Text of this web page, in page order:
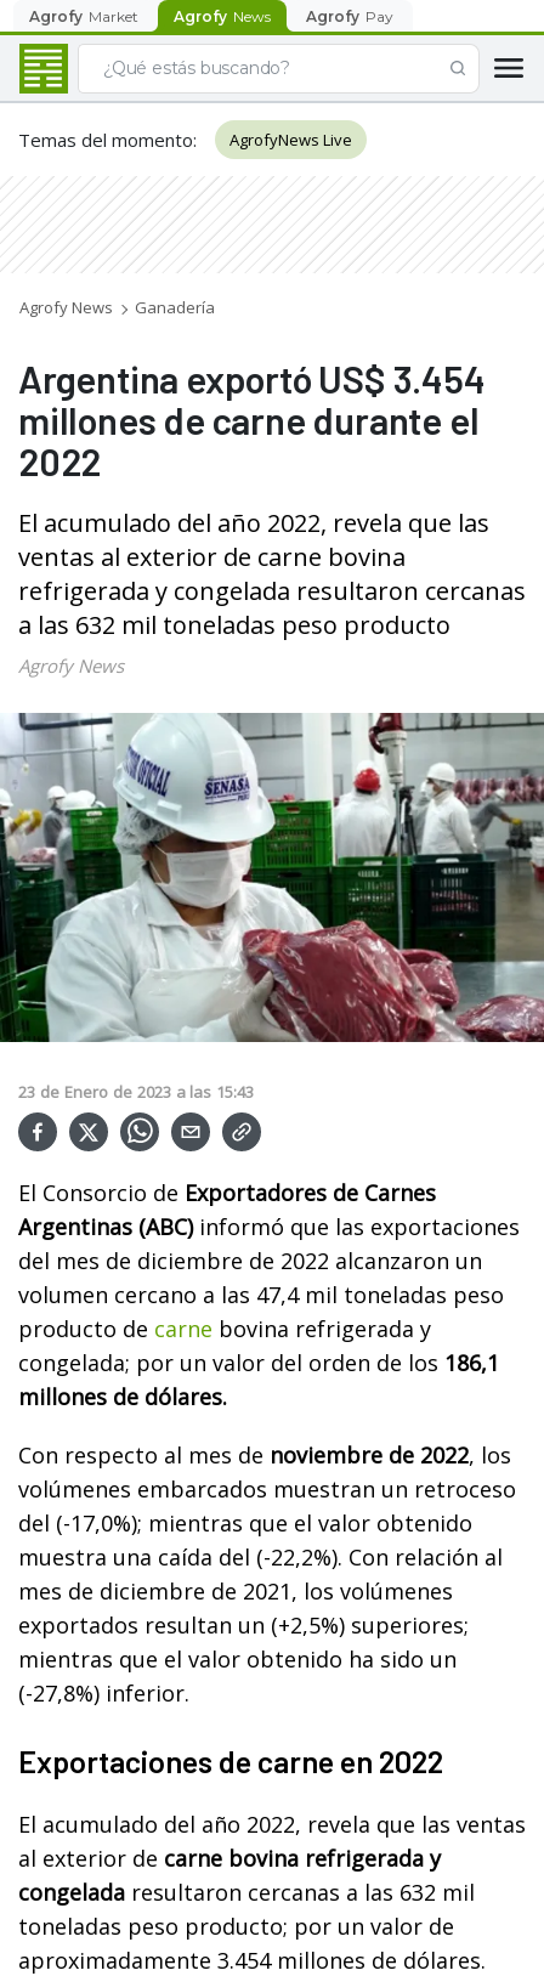
Agrofy Market Agrofy News Agrofy Pay
Temas del momento: AgrofyNews Live
Agrofy News Ganadería
Argentina exportó US$ 3.454
millones de carne durante el
2022
El acumulado del año 2022, revela que las
ventas al exterior de carne bovina
refrigerada y congelada resultaron cercanas
a las 632 mil toneladas peso producto
Agrofy News
23 de Enero de 2023 a las 15:43
El Consorcio de Exportadores de Carnes
Argentinas (ABC)informó que las exportaciones
del mes de diciembre de 2022 alcanzaron un
volumen cercano a las 47,4 mil toneladas peso
producto de carne bovina refrigerada y
congelada; por un valor del orden de los 186,1
millones de dólares.
Con respecto al mes de noviembre de 2022, los
volúmenes embarcados muestran un retroceso
del (-17,0%); mientras que el valor obtenido
muestra una caída del (-22,2%). Con relación al
mes de diciembre de 2021, los volúmenes
exportados resultan un (+2,5%) superiores;
mientras que el valor obtenido ha sido un
(-27,8%) inferior.
Exportaciones de carne en 2022
El acumulado del año 2022, revela que las ventas
al exterior de carne bovina refrigerada y
congelada resultaron cercanas a las 632 mil
toneladas peso producto; por un valor de
aproximadamente 3.454 millones de dólares.